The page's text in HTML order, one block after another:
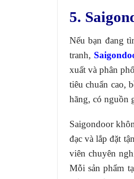
5.
Nếu bạn đang
tranh,
xuất và phân
tiêu chuẩn cao,
hãng, có nguồn
Saigondoor
đạc và lắp đặt
viên chuyên
Mỗi sản phẩm